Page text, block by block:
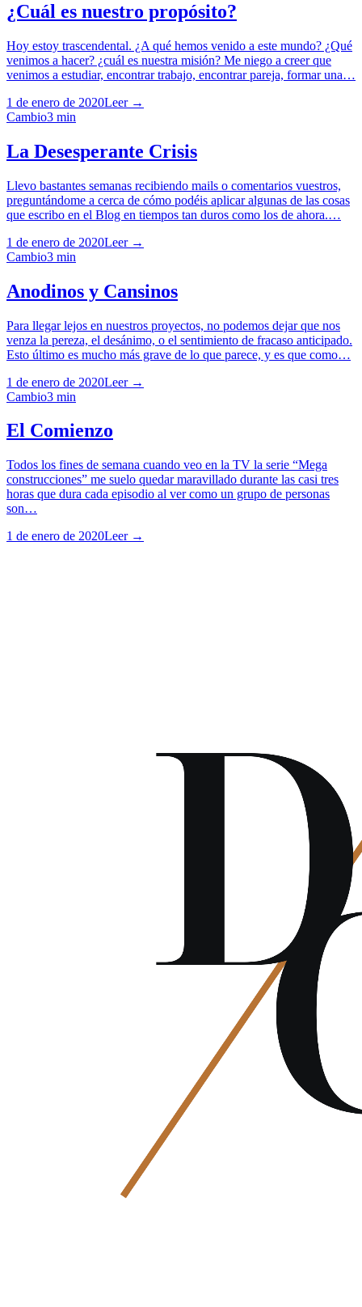
¿Cuál es nuestro propósito?
Hoy estoy trascendental. ¿A qué hemos venido a este mundo? ¿Qué
venimos a hacer? ¿cuál es nuestra misión? Me niego a creer que
venimos a estudiar, encontrar trabajo, encontrar pareja, formar una…
1 de enero de 2020Leer →
Cambio3 min
La Desesperante Crisis
Llevo bastantes semanas recibiendo mails o comentarios vuestros,
preguntándome a cerca de cómo podéis aplicar algunas de las cosas
que escribo en el Blog en tiempos tan duros como los de ahora.…
1 de enero de 2020Leer →
Cambio3 min
Anodinos y Cansinos
Para llegar lejos en nuestros proyectos, no podemos dejar que nos
venza la pereza, el desánimo, o el sentimiento de fracaso anticipado.
Esto último es mucho más grave de lo que parece, y es que como…
1 de enero de 2020Leer →
Cambio3 min
El Comienzo
Todos los fines de semana cuando veo en la TV la serie “Mega
construcciones” me suelo quedar maravillado durante las casi tres
horas que dura cada episodio al ver como un grupo de personas
son…
1 de enero de 2020Leer →